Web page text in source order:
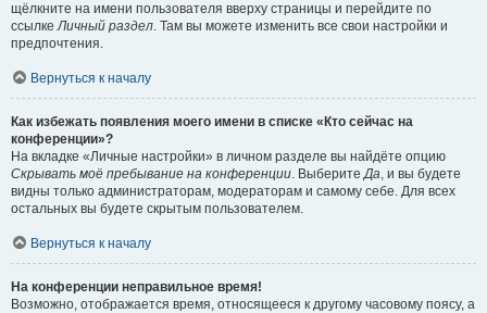
щёлкните на имени пользователя вверху страницы и перейдите по
ссылкеЛичный раздел. Там вы можете изменить все свои настройки и
предпочтения.
Вернуться к началу
Как избежать появления моего имени в списке «Кто сейчас на
конференции»?
На вкладке «Личные настройки» в личном разделе вы найдёте опцию
Скрывать моё пребывание на конференции. ВыберитеДа, и вы будете
видны только администраторам, модераторам и самому себе. Для всех
остальных вы будете скрытым пользователем.
Вернуться к началу
На конференции неправильное время!
Возможно, отображается время, относящееся к другому часовому поясу, а